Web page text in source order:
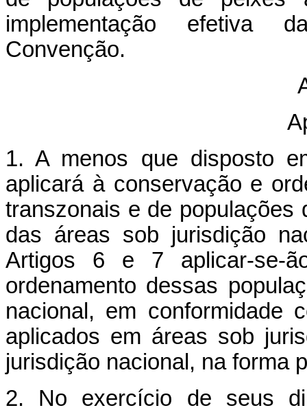
implementação efetiva
Convenção.
1. A menos que disposto
aplicará à conservação e
transzonais e de populações
das áreas sob jurisdição
Artigos 6 e 7 aplicar-se-
ordenamento dessas
nacional, em conformidade
aplicados em áreas sob
jurisdição nacional, na forma
2. No exercício de seus